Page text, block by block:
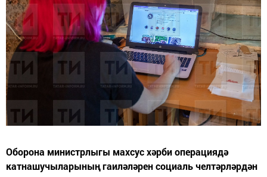
Оборона министрлыгы махсус хәрби операциядә
катнашучыларының гаиләләрен социаль челтәрләрдән